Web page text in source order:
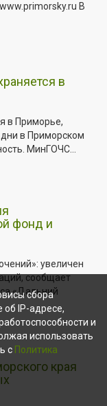
В
в
в Приморье,
в Приморском
МинГОЧС...
фонд и
увеличен
сообщает
«Дальний
края
сбора
об IP-адресе,
и
использовать
с Политика